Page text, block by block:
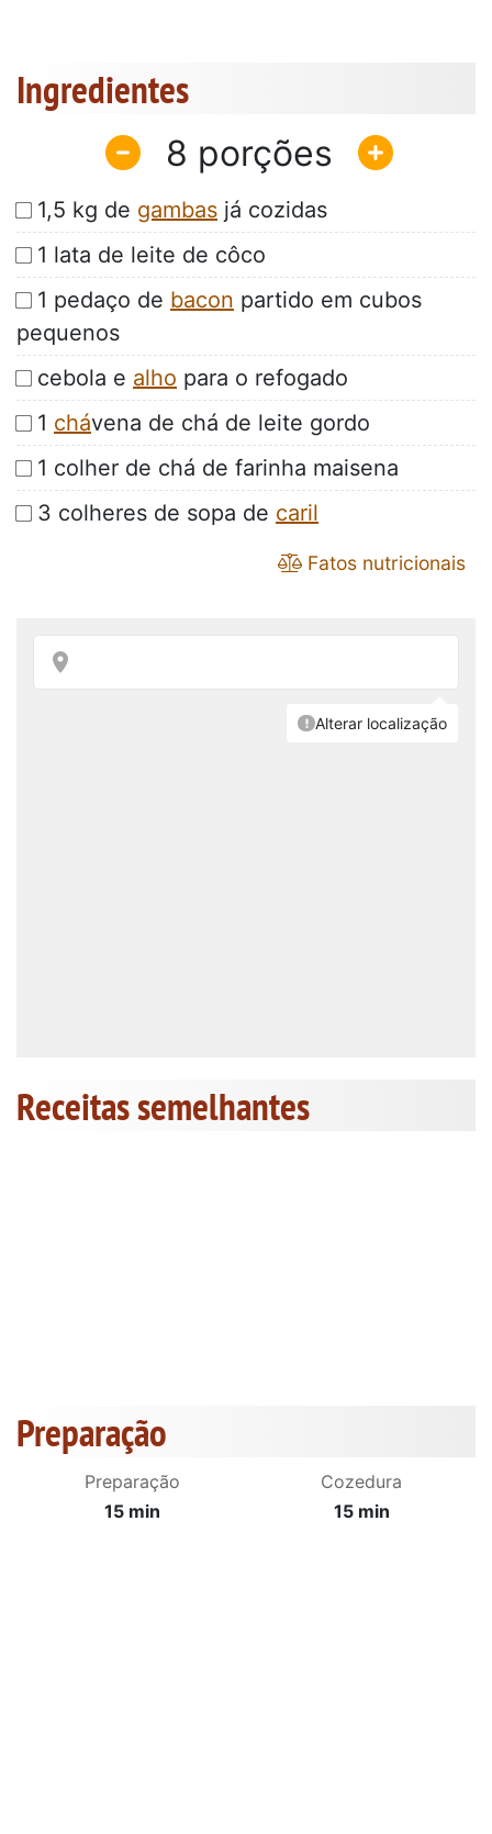
Ingredientes
8
1,5 kg de gambas já cozidas
1 lata de leite de côco
1 pedaço de bacon partido em cubos
pequenos
cebola e alho para o refogado
1 chávena de chá de leite gordo
1 colher de chá de farinha maisena
3 colheres de sopa de caril
Fatos nutricionais
Receitas semelhantes
Preparação
Preparação
15 min
Cozedura
15 min